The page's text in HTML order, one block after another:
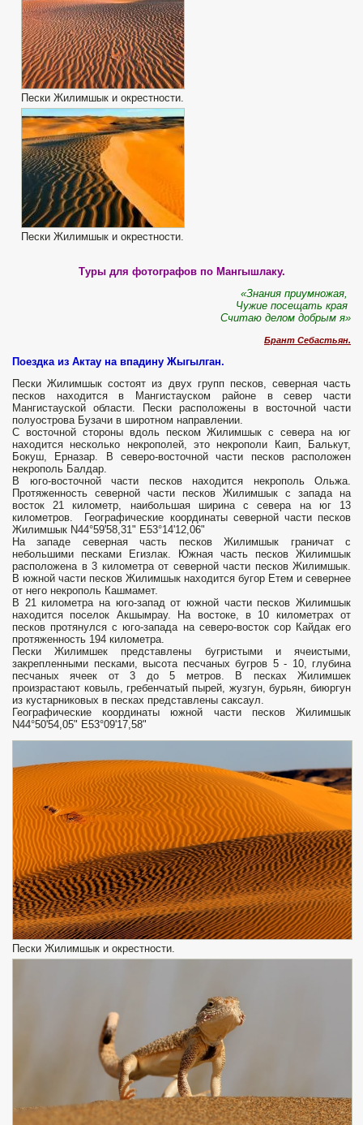
Пески Жилимшык и окрестности.
Пески Жилимшык и окрестности.
Туры для фотографов по Мангышлаку.
«Знания приумножая,
Чужие посещать края
Считаю делом добрым я»
Брант Себастьян.
Поездка из Актау на впадину Жыгылган.
Пески Жилимшык состоят из двух групп песков, северная часть
песков находится в Мангистауском районе в север части
Мангистауской области. Пески расположены в восточной части
полуострова Бузачи в широтном направлении.
С восточной стороны вдоль песком Жилимшык с севера на юг
находится несколько некрополей, это некрополи Каип, Балькут,
Бокуш, Ерназар. В северо-восточной части песков расположен
некрополь Балдар.
В юго-восточной части песков находится некрополь Ольжа.
Протяженность северной части песков Жилимшык с запада на
восток 21 километр, наибольшая ширина с севера на юг 13
километров. Географические координаты северной части песков
Жилимшык N44°59'58,31" E53°14'12,06"
На западе северная часть песков Жилимшык граничат с
небольшими песками Егизлак. Южная часть песков Жилимшык
расположена в 3 километра от северной части песков Жилимшык.
В южной части песков Жилимшык находится бугор Етем и севернее
от него некрополь Кашмамет.
В 21 километра на юго-запад от южной части песков Жилимшык
находится поселок Акшымрау. На востоке, в 10 километрах от
песков протянулся с юго-запада на северо-восток сор Кайдак его
протяженность 194 километра.
Пески Жилимшек представлены бугристыми и ячеистыми,
закрепленными песками, высота песчаных бугров 5 - 10, глубина
песчаных ячеек от 3 до 5 метров. В песках Жилимшек
произрастают ковыль, гребенчатый пырей, жузгун, бурьян, биюргун
из кустарниковых в песках представлены саксаул.
Географические координаты южной части песков Жилимшык
N44°50'54,05" E53°09'17,58"
Пески Жилимшык и окрестности.